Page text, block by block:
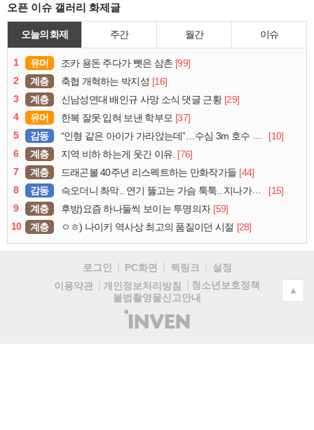
오픈 이슈 갤러리 화제글
오늘의 화제 주간 월간 이슈
1 유머 조카 용돈 주다가 뺏은 삼촌 [99]
2
계층 축협 개혁하는 박지성 [16]
3
계층 신남성연대 배인규 사망 소식 댓글 근황 [29]
4
유머 한복 잘못 입혀 보낸 학부모 [37]
5
감동 “인형 같은 아이가 가라앉는데”…수심 3m 호수 뛰어든 60대 의인
[10]
6
계층 지역 비하 하는게 웃긴 이유. [76]
7
계층 드래곤볼 40주년 리스펙트하는 만화작가들 [44]
8
감동 슥오더니 촤악.. 연기 뚫고는 가슴 툭툭.. 지나가던 아재의 정체
[15]
9
계층 후방)요즘 하나둘씩 보이는 투명의자 [59]
10
계층 ㅇㅎ) 나이키 역사상 최고의 품질이던 시절 [28]
로그인 PC화면 퀵링크
설정
이용약관
개인정보처리방침
청소년보호정책
불법촬영물신고안내
(주)
인
▲